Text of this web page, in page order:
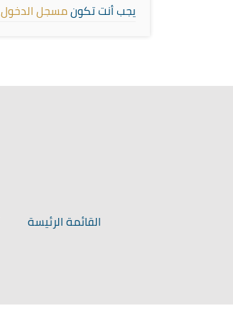
يجب أنت تكونمسجل الدخول
القائمة الرئيسة